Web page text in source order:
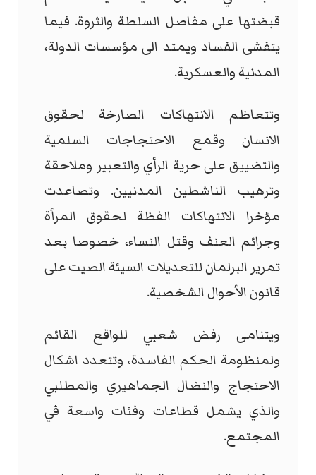
قبضتها على مفاصل السلطة والثروة. فيما
يتفشى الفساد ويمتد الى مؤسسات الدولة،
المدنية والعسكرية.
وتتعاظم الانتهاكات الصارخة لحقوق
الانسان وقمع الاحتجاجات السلمية
والتضييق على حرية الرأي والتعبير وملاحقة
وترهيب الناشطين المدنيين. وتصاعدت
مؤخرا الانتهاكات الفظة لحقوق المرأة
وجرائم العنف وقتل النساء، خصوصا بعد
تمرير البرلمان للتعديلات السيئة الصيت على
قانون الأحوال الشخصية.
ويتنامى رفض شعبي للواقع القائم
ولمنظومة الحكم الفاسدة، وتتعدد اشكال
الاحتجاج والنضال الجماهيري والمطلبي
والذي يشمل قطاعات وفئات واسعة في
المجتمع.